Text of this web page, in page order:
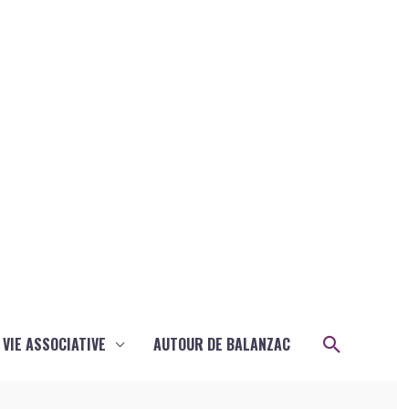
VIE ASSOCIATIVE AUTOUR DE BALANZAC